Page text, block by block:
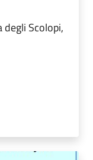
Scolopi,